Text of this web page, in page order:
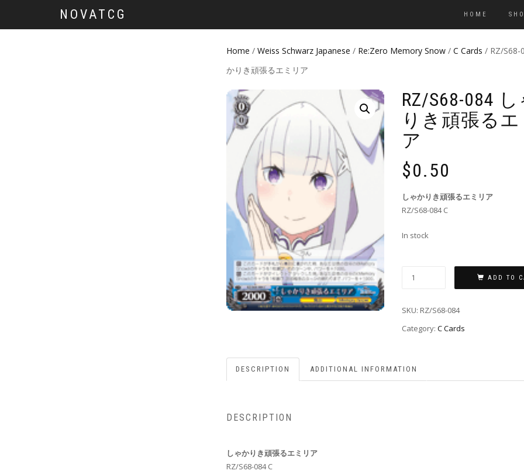
NOVATCG HOME
Home / Weiss Schwarz Japanese / Re:Zero Memory Snow / C Cards / RZ/S68-
かりき頑張るエミリア
RZ/S68-084
りき頑張るエ
ア
$0.50
しゃかりき頑張るエミリア
RZ/S68-084 C
In stock
ADD TO
SKU: RZ/S68-084
Category: C Cards
DESCRIPTION ADDITIONAL INFORMATION
DESCRIPTION
しゃかりき頑張るエミリア
RZ/S68-084 C